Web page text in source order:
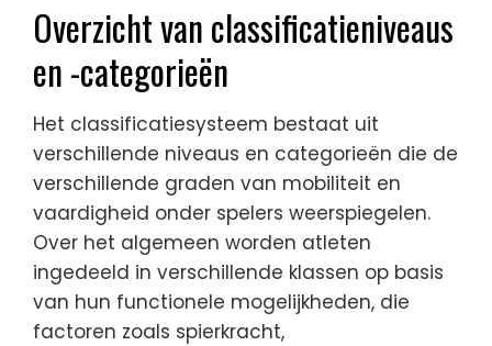
Overzicht van classificatieniveaus
en -categorieën
Het classificatiesysteem bestaat uit
verschillende niveaus en categorieën die de
verschillende graden van mobiliteit en
vaardigheid onder spelers weerspiegelen.
Over het algemeen worden atleten
ingedeeld in verschillende klassen op basis
van hun functionele mogelijkheden, die
factoren zoals spierkracht,